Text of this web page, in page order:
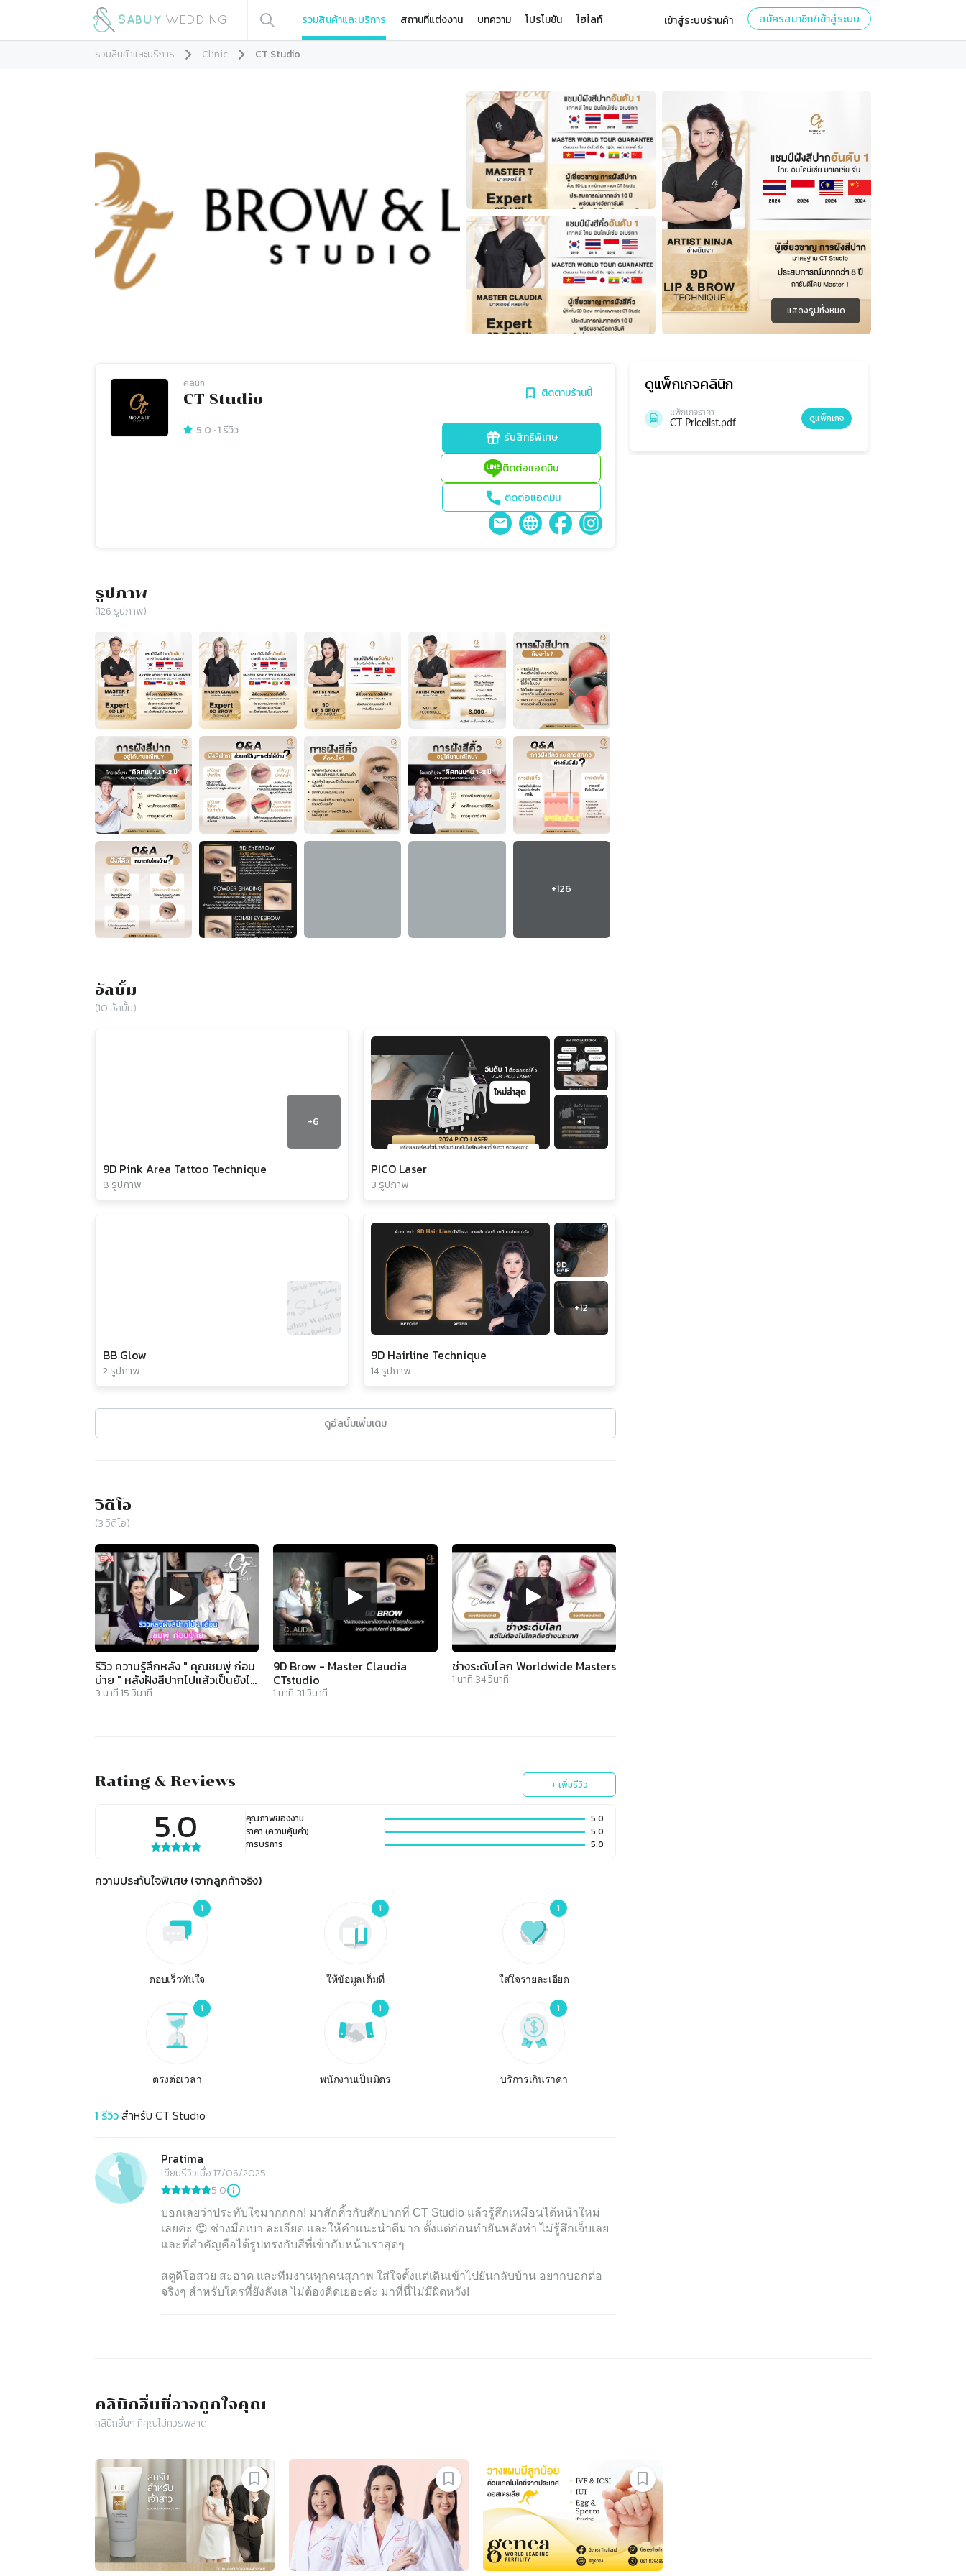
รวมสินค้าและบริการ สถานที่แต่งงาน บทความ โปรโมชัน ไฮไลท์ เข้าสู่ระบบร้านค้า สมัครสมาชิก/เข้าสู่ระบบ
รวมสินค้าและบริการ Clinic CT Studio
แสดงรูปทั้งหมด
คลินิก
CT Studio ติดตามร้านนี้
5.0 ·1รีวิว รับสิทธิพิเศษ
ติดต่อแอดมิน
ติดต่อแอดมิน
รูปภาพ
(126 รูปภาพ)
อัลบั้ม
(10 อัลบั้ม)
+6
9D Pink Area Tattoo Technique
8 รูปภาพ
+1
PICO Laser
3 รูปภาพ
BB Glow
2 รูปภาพ
+12
9D Hairline Technique
14 รูปภาพ
ดูอัลบั้มเพิ่มเติม
วิดีโอ
(3วิดีโอ)
รีวิว ความรู้สึกหลัง " คุณชมพู่ ก่อน
บ่าย " หลังฝังสีปากไปแล้วเป็นยังไง
มาชมกัน EP.1 [ CT.Studio ]
3 นาที15วินาที
9D Brow - Master Claudia
CTstudio
1 นาที 31วินาที
ช่างระดับโลก Worldwide Masters
1 นาที 34วินาที
Rating & Reviews + เพิ่มรีวิว
5.0 คุณภาพของงาน
5.0
ราคา (ความคุ้มค่า)
5.0
การบริการ
5.0
ความประทับใจพิเศษ (จากลูกค้าจริง)
1
ตอบเร็วทันใจ
1
ให้ข้อมูลเต็มที่
1
ใส่ใจรายละเอียด
1
ตรงต่อเวลา
1
พนักงานเป็นมิตร
1
บริการเกินราคา
1 รีวิวสำหรับ CT Studio
Pratima
เขียนรีวิวเมื่อ 17/06/2025
5.0
บอกเลยว่าประทับใจมากกกก! มาสักคิ้วกับสักปากที่ CT Studio แล้วรู้สึกเหมือนได้หน้าใหม่
เลยค่ะ 😍 ช่างมือเบา ละเอียด และให้คำแนะนำดีมาก ตั้งแต่ก่อนทำยันหลังทำ ไม่รู้สึกเจ็บเลย
และที่สำคัญคือได้รูปทรงกับสีที่เข้ากับหน้าเราสุดๆ
สตูดิโอสวย สะอาด และทีมงานทุกคนสุภาพ ใส่ใจตั้งแต่เดินเข้าไปยันกลับบ้าน อยากบอกต่อ
จริงๆ สำหรับใครที่ยังลังเล ไม่ต้องคิดเยอะค่ะ มาที่นี่ไม่มีผิดหวัง!
ดูแพ็กเกจคลินิก
แพ็กเกจราคา
CT Pricelist.pdf ดูแพ็กเกจ
คลินิกอื่นที่อาจถูกใจคุณ
คลินิกอื่นๆ ที่คุณไม่ควรพลาด